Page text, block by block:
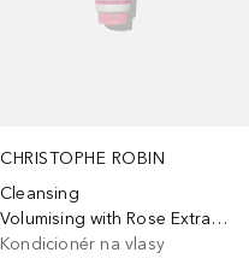
CHRISTOPHE ROBIN
Cleansing
Volumising with Rose Extracts
Kondicionér na vlasy